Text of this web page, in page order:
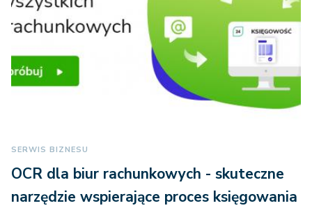
SERWIS BIZNESU
OCR dla biur rachunkowych - skuteczne
narzędzie wspierające proces księgowania